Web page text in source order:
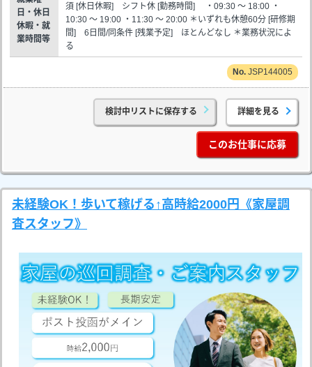
日・休日
休暇・就
業時間等
須 [休日休暇] シフト休 [勤務時間] ・09:30 ～ 18:00 ・
10:30 ～ 19:00 ・11:30 ～ 20:00 ＊いずれも休憩60分 [研修期
間] 6日間/同条件 [残業予定] ほとんどなし ＊業務状況によ
る
JSP144005
検討中リストに保存する 詳細を見る
このお仕事に応募
未経験OK！歩いて稼げる↑高時給2000円《家屋調
査スタッフ》